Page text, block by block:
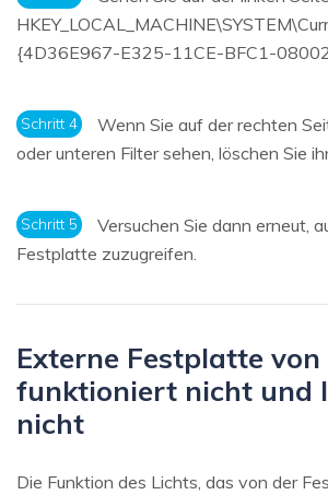
{4D36E967-E325-11CE-BFC1-
Schritt 4
Wenn Sie auf der rechten
oder unteren Filter sehen, löschen Sie
Schritt 5
Versuchen Sie dann erneut,
Festplatte zuzugreifen.
Externe Festplatte
funktioniert nicht und
nicht
Die Funktion des Lichts, das von der